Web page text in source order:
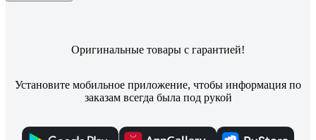
Оригинальные товары с гарантией!
Установите мобильное приложение, чтобы информация по
заказам всегда была под рукой